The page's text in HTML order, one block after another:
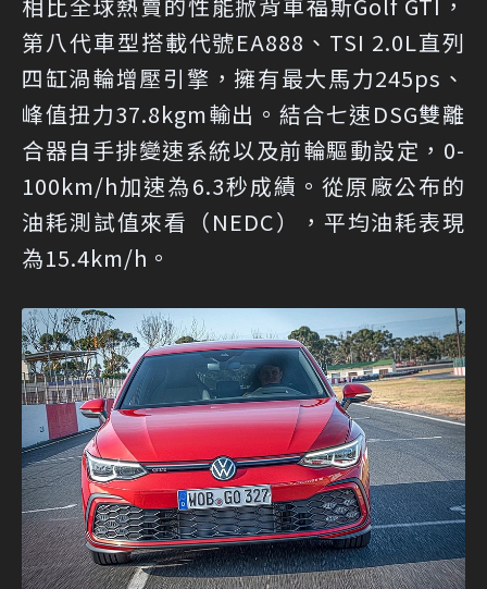
第八代車型搭載代號EA888、TSI 2.0L直列
四缸渦輪增壓引擎，擁有最大馬力245ps、
峰值扭力37.8kgm輸出。結合七速DSG雙離
合器自手排變速系統以及前輪驅動設定，0-
100km/h加速為6.3秒成績。從原廠公布的
油耗測試值來看（NEDC），平均油耗表現
為15.4km/h。